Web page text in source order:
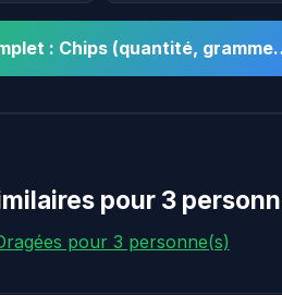
: Chips (quantité,
pour 3
pour 3 personne(s)